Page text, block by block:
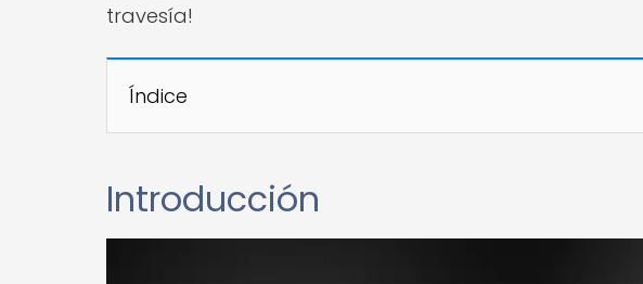
travesía!
Índice
Introducción